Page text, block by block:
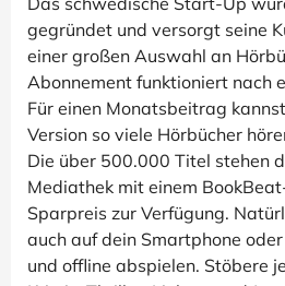
gegründet und versorgt seine
einer großen Auswahl an
Abonnement funktioniert nach
Für einen Monatsbeitrag
Version so viele Hörbücher
Die über 500.000 Titel stehen
Mediathek mit einem
Sparpreis zur Verfügung.
auch auf dein Smartphone
und offline abspielen. Stöbere